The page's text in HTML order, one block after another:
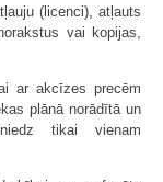
(licenci), atļauts
vai kopijas,
ar akcīzes precēm
plānā norādītā un
tikai vienam